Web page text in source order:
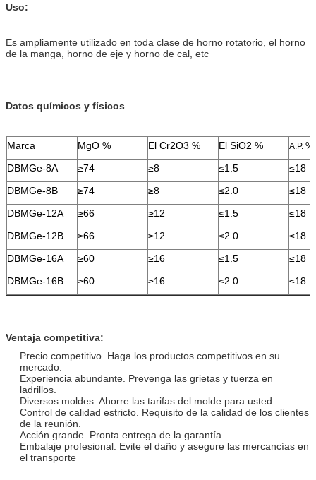
Uso:
Es ampliamente utilizado en toda clase de horno rotatorio, el horno
de la manga, horno de eje y horno de cal, etc
Datos químicos y físicos
Marca MgO % El Cr2O3 % El SiO2 % A.P. %
DBMGe-8A
≥74 ≥8 ≤1.5
≤18
DBMGe-8B
≥74 ≥8 ≤2.0
≤18
DBMGe-12A
≥66 ≥12 ≤1.5
≤18
DBMGe-12B
≥66 ≥12 ≤2.0
≤18
DBMGe-16A
≥60 ≥16 ≤1.5
≤18
DBMGe-16B
≥60 ≥16 ≤2.0 ≤18
Ventaja competitiva:
Precio competitivo. Haga los productos competitivos en su
mercado.
Experiencia abundante. Prevenga las grietas y tuerza en
ladrillos.
Diversos moldes. Ahorre las tarifas del molde para usted.
Control de calidad estricto. Requisito de la calidad de los clientes
de la reunión.
Acción grande. Pronta entrega de la garantía.
Embalaje profesional. Evite el daño y asegure las mercancías en
el transporte